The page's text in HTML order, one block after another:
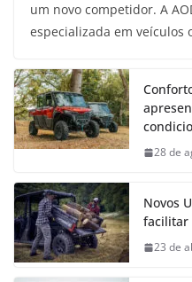
um novo competidor. A
especializada em veículos
28 de
Novos
facilitar
23 de